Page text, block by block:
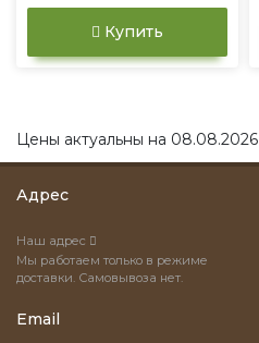
Купить
Цены актуальны на 08.08.2026
Адрес
Наш адрес
Мы работаем только в режиме
доставки. Самовывоза нет.
Email